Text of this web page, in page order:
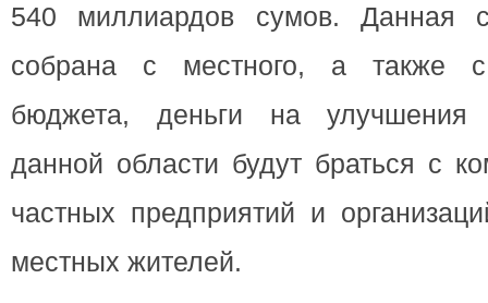
540 миллиардов сумов. Данная
собрана с местного, а также с
бюджета, деньги на улучшения
данной области будут браться с
частных предприятий и
местных жителей.